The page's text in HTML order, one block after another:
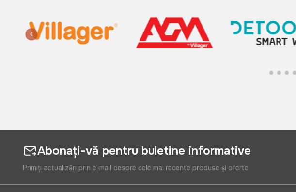
Abonați-vă pentru buletine informative
Primiți actualizări prin e-mail despre cele mai recente produse și oferte